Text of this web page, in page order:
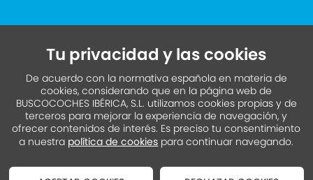
Tu privacidad y las cookies
De acuerdo con la normativa española en materia de
cookies, considerando que en la página web de
BUSCOCOCHES IBÉRICA, S.L. utilizamos cookies propias y de
terceros para mejorar la experiencia de navegación, y
ofrecer contenidos de interés. Es preciso tu consentimiento
a nuestra política de cookies para continuar navegando.